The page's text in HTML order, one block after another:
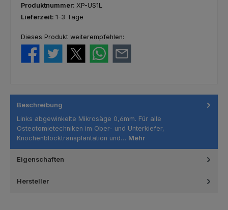
Produktnummer: XP-US1L
Lieferzeit: 1-3 Tage
Dieses Produkt weiterempfehlen:
Beschreibung
Links abgewinkelte Mikrosäge 0,6mm. Für alle
Osteotomietechniken im Ober- und Unterkiefer,
Knochenblocktransplantation und… Mehr
Eigenschaften
Hersteller